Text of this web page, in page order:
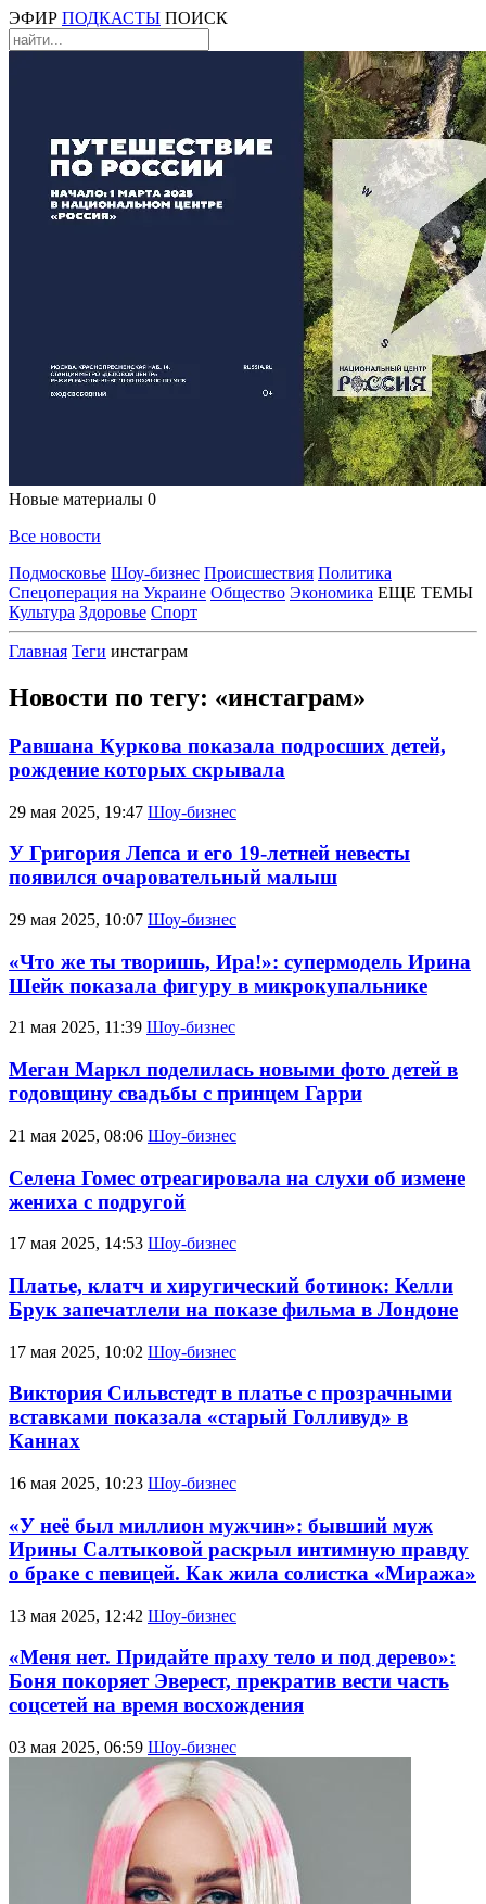
ЭФИР ПОДКАСТЫ ПОИСК
Новые материалы 0
Все новости
Подмосковье Шоу-бизнес Происшествия Политика
Спецоперация на Украине Общество Экономика ЕЩЕ ТЕМЫ
Культура Здоровье Спорт
Главная Теги инстаграм
Новости по тегу: «инстаграм»
Равшана Куркова показала подросших детей,
рождение которых скрывала
29 мая 2025, 19:47 Шоу-бизнес
У Григория Лепса и его 19-летней невесты
появился очаровательный малыш
29 мая 2025, 10:07 Шоу-бизнес
«Что же ты творишь, Ира!»: супермодель Ирина
Шейк показала фигуру в микрокупальнике
21 мая 2025, 11:39 Шоу-бизнес
Меган Маркл поделилась новыми фото детей в
годовщину свадьбы с принцем Гарри
21 мая 2025, 08:06 Шоу-бизнес
Селена Гомес отреагировала на слухи об измене
жениха с подругой
17 мая 2025, 14:53 Шоу-бизнес
Платье, клатч и хиругический ботинок: Келли
Брук запечатлели на показе фильма в Лондоне
17 мая 2025, 10:02 Шоу-бизнес
Виктория Сильвстедт в платье с прозрачными
вставками показала «старый Голливуд» в
Каннах
16 мая 2025, 10:23 Шоу-бизнес
«У неё был миллион мужчин»: бывший муж
Ирины Салтыковой раскрыл интимную правду
о браке с певицей. Как жила солистка «Миража»
13 мая 2025, 12:42 Шоу-бизнес
«Меня нет. Придайте праху тело и под дерево»:
Боня покоряет Эверест, прекратив вести часть
соцсетей на время восхождения
03 мая 2025, 06:59 Шоу-бизнес